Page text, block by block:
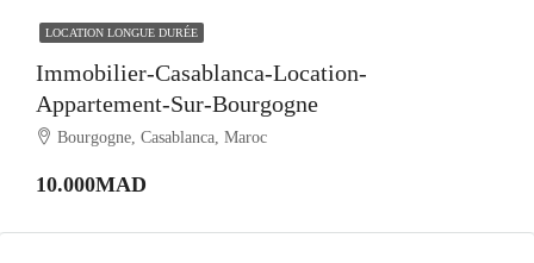
LOCATION LONGUE DURÉE
Immobilier-Casablanca-Location-
Appartement-Sur-Bourgogne
Bourgogne, Casablanca, Maroc
10.000MAD